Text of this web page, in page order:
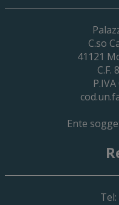
29 Giugno 2026
Cassa
2030
C.so
41121
C.F.
Ente